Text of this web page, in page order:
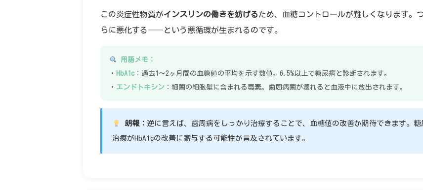
この炎症性物質がインスリンの働きを妨げるため、血糖コントロールが難しくなります。
らに悪化する——という悪循環が生まれるのです。
用語メモ：
・ HbA1c：過去1〜2ヶ月間の血糖値の平均を示す数値。6.5%以上で糖尿病と診断されます。
・ エンドトキシン：細菌の細胞壁に含まれる毒素。歯周病菌が壊れると血液中に放出されます。
朗報： 逆に言えば、歯周病をしっかり治療することで、血糖値の改善が期待できます。
治療がHbA1cの改善に寄与する可能性が言及されています。